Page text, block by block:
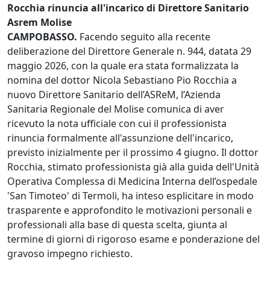
Rocchia rinuncia all'incarico di Direttore Sanitario
Asrem Molise
CAMPOBASSO. Facendo seguito alla recente
deliberazione del Direttore Generale n. 944, datata 29
maggio 2026, con la quale era stata formalizzata la
nomina del dottor Nicola Sebastiano Pio Rocchia a
nuovo Direttore Sanitario dell’ASReM, l’Azienda
Sanitaria Regionale del Molise comunica di aver
ricevuto la nota ufficiale con cui il professionista
rinuncia formalmente all'assunzione dell'incarico,
previsto inizialmente per il prossimo 4 giugno. Il dottor
Rocchia, stimato professionista già alla guida dell'Unità
Operativa Complessa di Medicina Interna dell’ospedale
'San Timoteo' di Termoli, ha inteso esplicitare in modo
trasparente e approfondito le motivazioni personali e
professionali alla base di questa scelta, giunta al
termine di giorni di rigoroso esame e ponderazione del
gravoso impegno richiesto.